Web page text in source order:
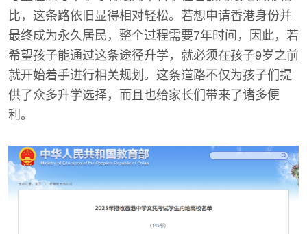
比，这条路依旧显得相对轻松。若想申请香港身份并
最终成为永久居民，整个过程需要7年时间，因此，若
希望孩子能通过这条途径升学，就必须在孩子9岁之前
就开始着手进行相关规划。这条道路不仅为孩子们提
供了众多升学选择，而且也给家长们带来了诸多便
利。